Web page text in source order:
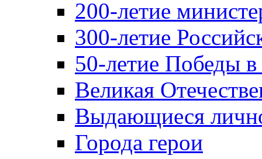
200-летие
300-летие
50-летие Победы
Великая
Выдающиеся
Города герои